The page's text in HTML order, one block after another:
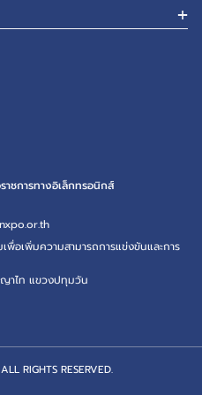
ชการทางอิเล็กทรอนิกส์
พื่อเพิ่มความสามารถการแข่งขันและการ
าไท แขวงปทุมวัน
RIGHTS RESERVED.